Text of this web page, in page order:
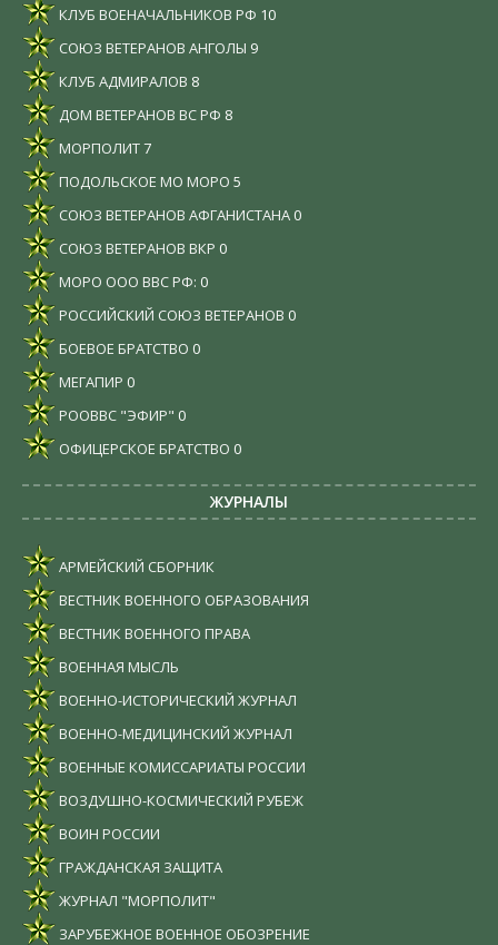
КЛУБ ВОЕНАЧАЛЬНИКОВ РФ 10
СОЮЗ ВЕТЕРАНОВ АНГОЛЫ 9
КЛУБ АДМИРАЛОВ 8
ДОМ ВЕТЕРАНОВ ВС РФ 8
МОРПОЛИТ7
ПОДОЛЬСКОЕ МО МОРО 5
СОЮЗ ВЕТЕРАНОВ АФГАНИСТАНА 0
СОЮЗ ВЕТЕРАНОВ ВКР 0
МОРО ООО ВВС РФ: 0
РОССИЙСКИЙ СОЮЗ ВЕТЕРАНОВ 0
БОЕВОЕ БРАТСТВО 0
МЕГАПИР 0
РООВВС "ЭФИР" 0
ОФИЦЕРСКОЕ БРАТСТВО 0
ЖУРНАЛЫ
АРМЕЙСКИЙ СБОРНИК
ВЕСТНИК ВОЕННОГО ОБРАЗОВАНИЯ
ВЕСТНИК ВОЕННОГО ПРАВА
ВОЕННАЯ МЫСЛЬ
ВОЕННО-ИСТОРИЧЕСКИЙ ЖУРНАЛ
ВОЕННО-МЕДИЦИНСКИЙ ЖУРНАЛ
ВОЕННЫЕ КОМИССАРИАТЫ РОССИИ
ВОЗДУШНО-КОСМИЧЕСКИЙ РУБЕЖ
ВОИН РОССИИ
ГРАЖДАНСКАЯ ЗАЩИТА
ЖУРНАЛ "МОРПОЛИТ"
ЗАРУБЕЖНОЕ ВОЕННОЕ ОБОЗРЕНИЕ